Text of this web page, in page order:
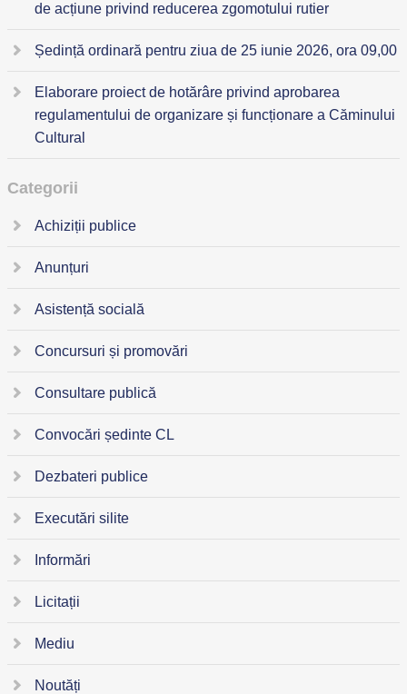
de acțiune privind reducerea zgomotului rutier
Ședință ordinară pentru ziua de 25 iunie 2026, ora 09,00
Elaborare proiect de hotărâre privind aprobarea
regulamentului de organizare și funcționare a Căminului
Cultural
Categorii
Achiziții publice
Anunțuri
Asistență socială
Concursuri și promovări
Consultare publică
Convocări ședinte CL
Dezbateri publice
Executări silite
Informări
Licitații
Mediu
Noutăți